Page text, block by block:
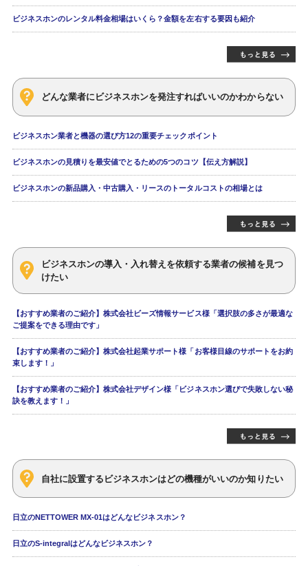
ビジネスホンのレンタル料金相場はいくら？金額を左右する要因も紹介
どんな業者にビジネスホンを発注すればいいのかわからない
ビジネスホン業者と機器の選び方12の重要チェックポイント
ビジネスホンの見積りを最安値でとるための5つのコツ【伝え方解説】
ビジネスホンの新品購入・中古購入・リースのトータルコストの相場とは
ビジネスホンの導入・入れ替えを依頼する業者の候補を見つ
けたい
【おすすめ業者のご紹介】株式会社ビーズ情報サービス様「選択肢の多さが最適な
ご提案をできる理由です」
【おすすめ業者のご紹介】株式会社起業サポート様「お客様目線のサポートをお約
束します！」
【おすすめ業者のご紹介】株式会社デザイン様「ビジネスホン選びで失敗しない秘
訣を教えます！」
自社に設置するビジネスホンはどの機種がいいのか知りたい
日立のNETTOWER MX-01はどんなビジネスホン？
日立のS-integralはどんなビジネスホン？